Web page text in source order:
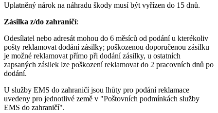
Uplatněný nárok na náhradu škody musí být vyřízen do 15 dnů.
Zásilka z/do zahraničí:
Odesílatel nebo adresát mohou do 6 měsíců od podání u kterékoliv
pošty reklamovat dodání zásilky; poškozenou doporučenou zásilku
je možné reklamovat přímo při dodání zásilky, u ostatních
zapsaných zásilek lze poškození reklamovat do 2 pracovních dnů po
dodání.
U služby EMS do zahraničí jsou lhůty pro podání reklamace
uvedeny pro jednotlivé země v "Poštovních podmínkách služby
EMS do zahraničí".